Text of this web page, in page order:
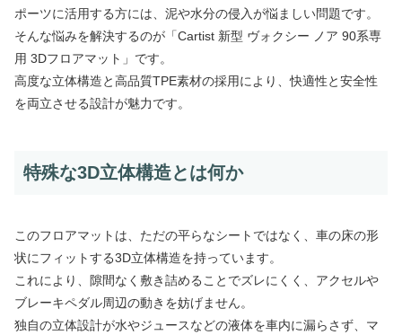
ポーツに活用する方には、泥や水分の侵入が悩ましい問題です。
そんな悩みを解決するのが「Cartist 新型 ヴォクシー ノア 90系専
用 3Dフロアマット」です。
高度な立体構造と高品質TPE素材の採用により、快適性と安全性
を両立させる設計が魅力です。
特殊な3D立体構造とは何か
このフロアマットは、ただの平らなシートではなく、車の床の形
状にフィットする3D立体構造を持っています。
これにより、隙間なく敷き詰めることでズレにくく、アクセルや
ブレーキペダル周辺の動きを妨げません。
独自の立体設計が水やジュースなどの液体を車内に漏らさず、マ